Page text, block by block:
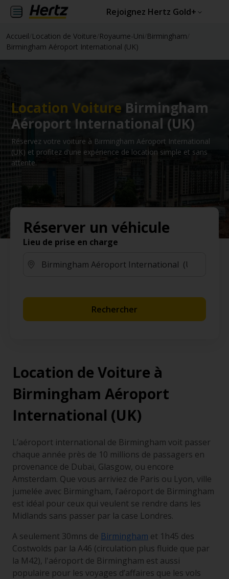
Rejoignez Hertz Gold+
Accueil Location de Voiture Royaume-Uni Birmingham
Birmingham Aéroport International (UK)
Location Voiture Birmingham
Aéroport International (UK)
Réservez votre voiture à Birmingham Aéroport International
(UK) et profitez d’une expérience de location simple et sans
attente.
Réserver un véhicule
Lieu de prise en charge
Rechercher
Location de Voiture à
Birmingham Aéroport
International (UK)
L’aéroport international de Birmingham voit passer
chaque année près de 10 millions de passagers en
provenance de Dubaï, Glasgow, ou encore
Amsterdam. Que vous arriviez de Paris ou Lyon, ville
jumelée avec Birmingham, l’aéroport de Birmingham
est idéal pour ceux qui veulent se rendre dans les
Midlands sans passer par la case Londres.
A seulement 30mns de Birmingham et 1h45 des
Costwolds par la A46 (circulation plus fluide que par
la M42), l'aéroport de Birmingham est aussi
populaire pour les voyages d’affaires que les vols